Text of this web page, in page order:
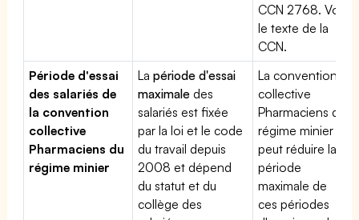
CCN 2768. Voir
le texte de la
CCN.
Période d'essai
des salariés de
la convention
collective
Pharmaciens du
régime minier
Lapériode d'essai
maximale des
salariés est fixée
par la loi et le code
du travail depuis
2008 et dépend
du statut et du
collège des
La convention
collective
Pharmaciens du
régime minier
peut réduire la
période
maximale de
ces périodes